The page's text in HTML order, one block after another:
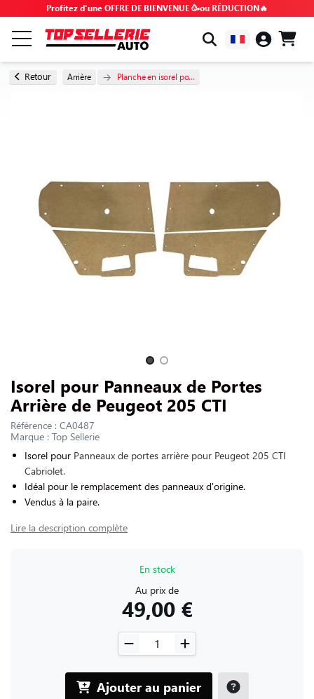
Profitez d'une OFFRE DE BIENVENUE 🥳ou RÉDUCTION🔥
PAR MARQUE & MODÈLE
CODES PROMO
CONSEILS & TUTOS
Retour Arrière Planche en isorel po...
Isorel pour Panneaux de Portes
Arrière de Peugeot 205 CTI
Référence : CA0487
Marque : Top Sellerie
Isorel pour Panneaux de portes arrière pour Peugeot 205 CTI
Cabriolet.
Idéal pour le remplacement des panneaux d'origine.
Vendus à la paire.
Lire la description complète
En stock
Au prix de
49,00 €
Ajouter au panier